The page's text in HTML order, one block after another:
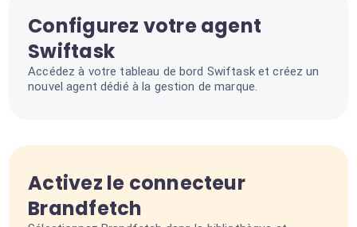
Configurez votre agent
Swiftask
Accédez à votre tableau de bord Swiftask et créez un
nouvel agent dédié à la gestion de marque.
Activez le connecteur
Brandfetch